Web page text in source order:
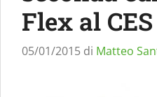
Flex al CES
05/01/2015 di Matteo